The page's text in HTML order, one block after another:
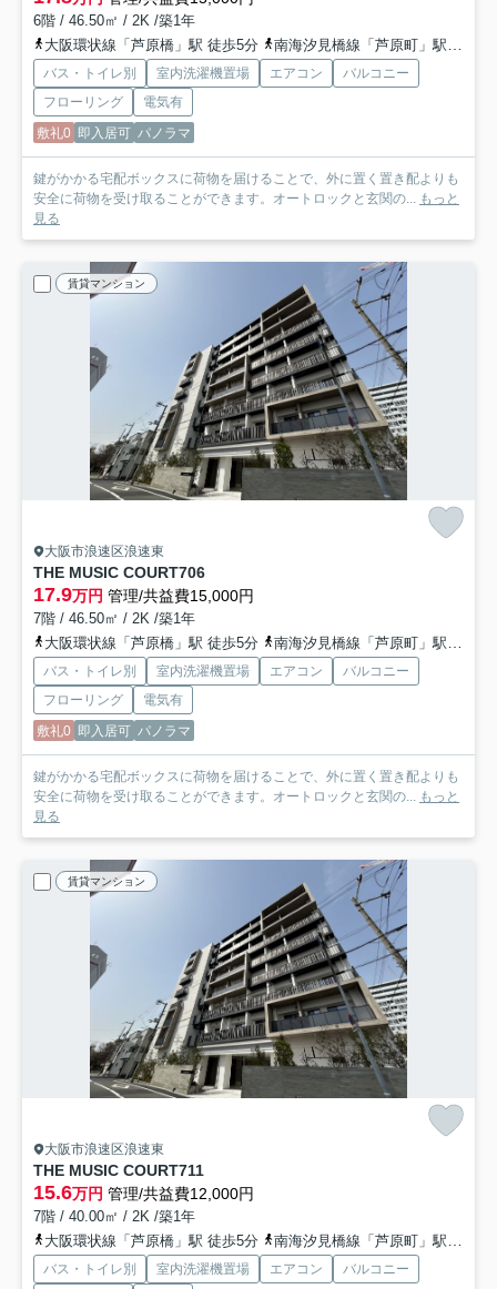
6階 / 46.50㎡ / 2K /築1年
大阪環状線「芦原橋」駅 徒歩5分
南海汐見橋線「芦原町」駅 徒歩8分
バス・トイレ別 室内洗濯機置場 エアコン
バルコニー
フローリング
電気有
敷礼0 即入居可 パノラマ
鍵がかかる宅配ボックスに荷物を届けることで、外に置く置き配よりも
安全に荷物を受け取ることができます。オートロックと玄関の... もっと
見る
賃貸マンション
大阪市浪速区浪速東
THE MUSIC COURT706
17.9万円 管理/共益費15,000円
7階 / 46.50㎡ / 2K /築1年
大阪環状線「芦原橋」駅 徒歩5分
南海汐見橋線「芦原町」駅 徒歩8分
バス・トイレ別 室内洗濯機置場 エアコン
バルコニー
フローリング
電気有
敷礼0 即入居可 パノラマ
鍵がかかる宅配ボックスに荷物を届けることで、外に置く置き配よりも
安全に荷物を受け取ることができます。オートロックと玄関の... もっと
見る
賃貸マンション
大阪市浪速区浪速東
THE MUSIC COURT711
15.6万円 管理/共益費12,000円
7階 / 40.00㎡ / 2K /築1年
大阪環状線「芦原橋」駅 徒歩5分
南海汐見橋線「芦原町」駅 徒歩8分
バス・トイレ別 室内洗濯機置場 エアコン バルコニー